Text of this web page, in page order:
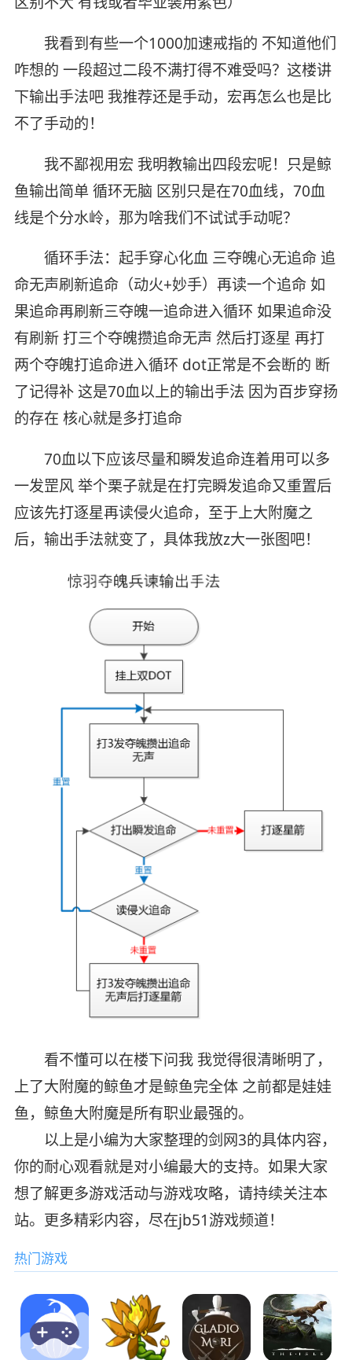
我看到有些一个1000加速戒指的 不知道他们
咋想的 一段超过二段不满打得不难受吗？这楼讲
下输出手法吧 我推荐还是手动，宏再怎么也是比
不了手动的！
我不鄙视用宏 我明教输出四段宏呢！只是鲸
鱼输出简单 循环无脑 区别只是在70血线，70血
线是个分水岭，那为啥我们不试试手动呢？
循环手法：起手穿心化血 三夺魄心无追命 追
命无声刷新追命（动火+妙手）再读一个追命 如
果追命再刷新三夺魄一追命进入循环 如果追命没
有刷新 打三个夺魄攒追命无声 然后打逐星 再打
两个夺魄打追命进入循环 dot正常是不会断的 断
了记得补 这是70血以上的输出手法 因为百步穿扬
的存在 核心就是多打追命
70血以下应该尽量和瞬发追命连着用可以多
一发罡风 举个栗子就是在打完瞬发追命又重置后
应该先打逐星再读侵火追命，至于上大附魔之
后，输出手法就变了，具体我放z大一张图吧！
看不懂可以在楼下问我 我觉得很清晰明了，
上了大附魔的鲸鱼才是鲸鱼完全体 之前都是娃娃
鱼，鲸鱼大附魔是所有职业最强的。
以上是小编为大家整理的剑网3的具体内容，
你的耐心观看就是对小编最大的支持。如果大家
想了解更多游戏活动与游戏攻略，请持续关注本
站。更多精彩内容，尽在jb51游戏频道！
热门游戏